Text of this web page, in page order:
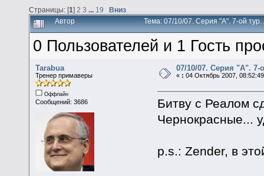
Страницы: [1] 2 3 19 Вниз
Автор Тема: 07/10/07. Серия "А". 7-ой
0 Пользователей и 1 Гость
Tarabua
Тренер примаверы
Оффлайн
Сообщений: 3686
07/10/07. Серия "А".
« : 04 Октябрь 2007,
Битву с Реалом
Чернокрасные...
p.s.: Zender, в